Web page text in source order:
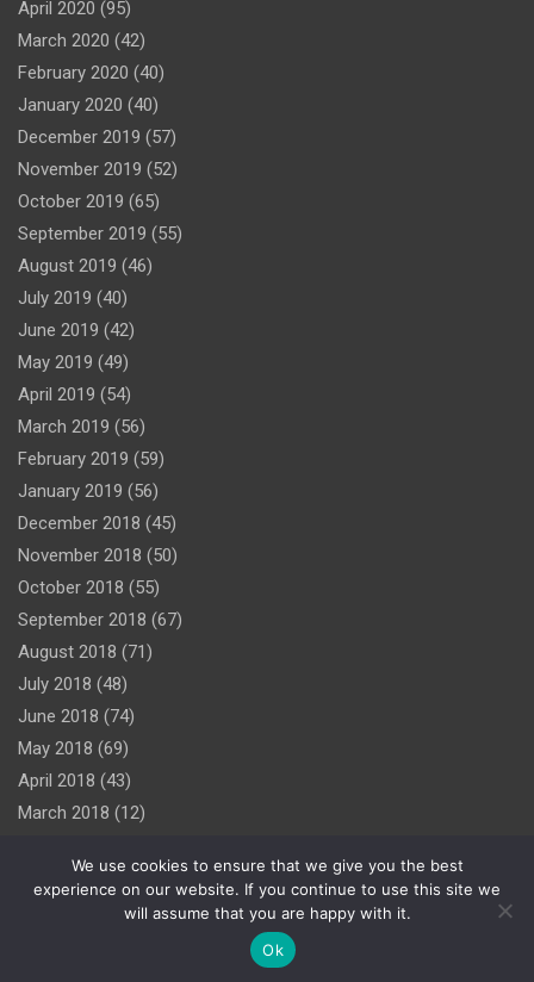
April 2020 (95)
March 2020 (42)
February 2020 (40)
January 2020 (40)
December 2019 (57)
November 2019 (52)
October 2019 (65)
September 2019 (55)
August 2019 (46)
July 2019 (40)
June 2019 (42)
May 2019 (49)
April 2019 (54)
March 2019 (56)
February 2019 (59)
January 2019 (56)
December 2018 (45)
November 2018 (50)
October 2018 (55)
September 2018 (67)
August 2018 (71)
July 2018 (48)
June 2018 (74)
May 2018 (69)
April 2018 (43)
March 2018 (12)
Copyright © 2026 Theme by:Theme Horse
Proudly Powered by:
We use cookies to ensure that we give you the best
experience on our website. If you continue to use this site we
will assume that you are happy with it.
Ok